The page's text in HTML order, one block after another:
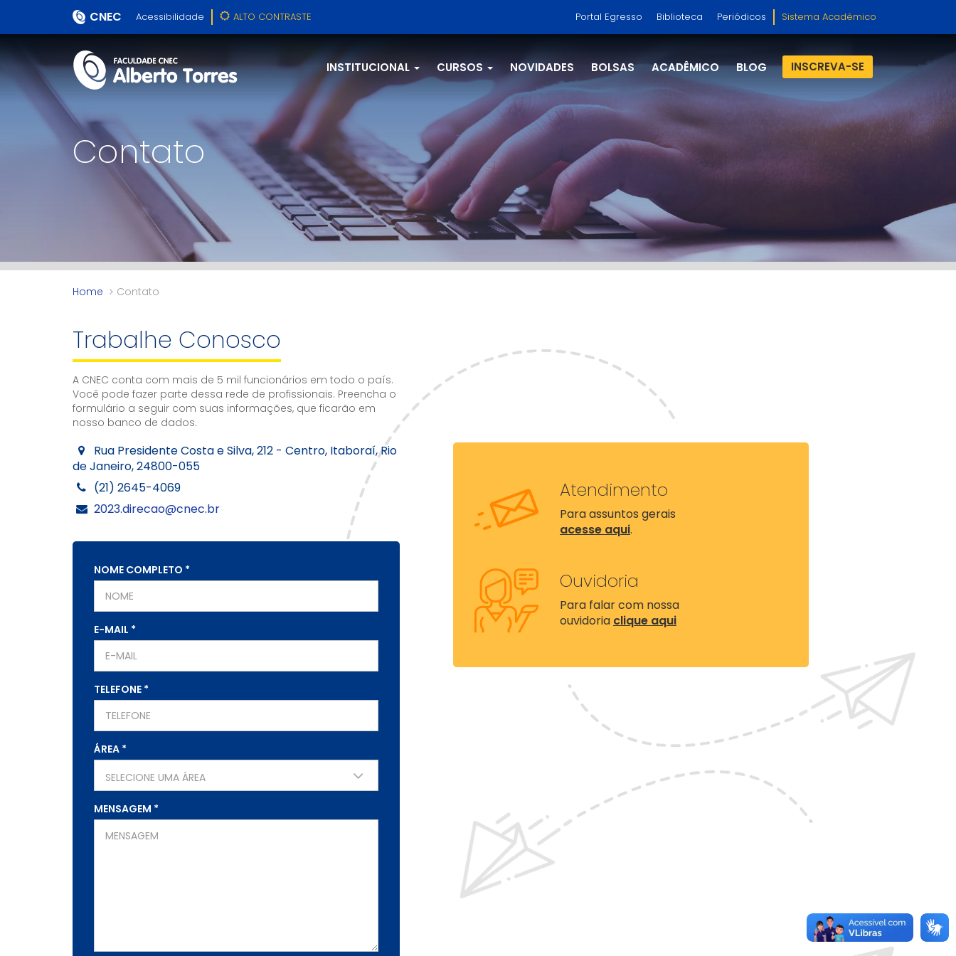
CNEC Acessibilidade ALTO CONTRASTE Portal Egresso Biblioteca Periódicos Sistema Acadêmico
INSTITUCIONAL CURSOS NOVIDADES BOLSAS ACADÊMICO BLOG INSCREVA-SE
Contato
Home Contato
Trabalhe Conosco
A CNEC conta com mais de 5 mil funcionários em todo o país.
Você pode fazer parte dessa rede de profissionais. Preencha o
formulário a seguir com suas informações, que ficarão em
nosso banco de dados.
Rua Presidente Costa e Silva, 212 - Centro, Itaboraí, Rio
de Janeiro, 24800-055
(21) 2645-4069
2023.direcao@cnec.br
NOME COMPLETO *
E-MAIL *
TELEFONE *
ÁREA *
SELECIONE UMA ÁREA
MENSAGEM *
Atendimento
Para assuntos gerais
acesse aqui.
Ouvidoria
Para falar com nossa
ouvidoria clique aqui